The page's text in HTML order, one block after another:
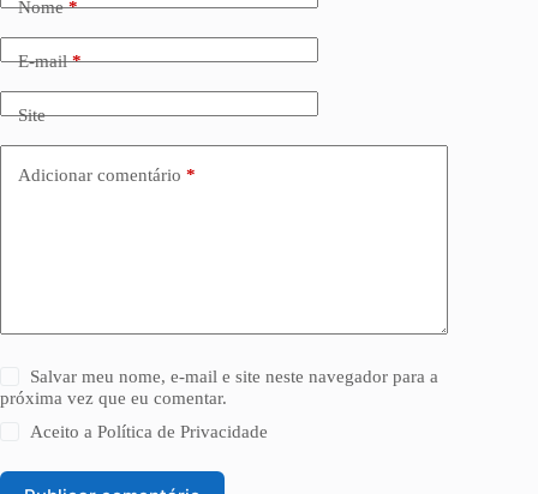
Nome*
E-mail*
Site
Adicionar comentário *
Salvar meu nome, e-mail e site neste navegador para a
próxima vez que eu comentar.
Aceito aPolítica de Privacidade